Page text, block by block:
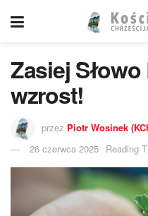
Zasiej
wzrost!
przez Piotr Wosinek
26 czerwca 2025 Reading